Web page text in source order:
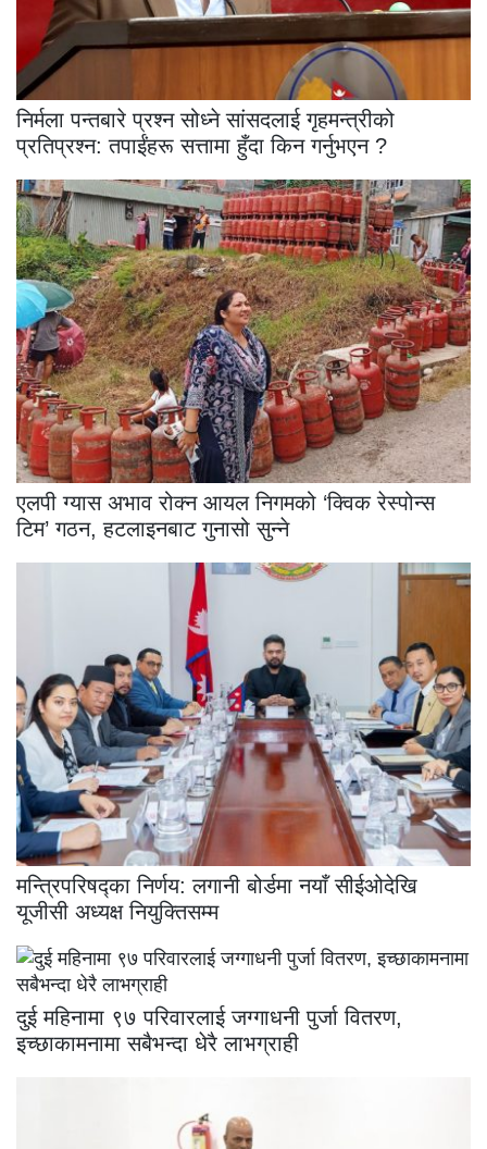
निर्मला पन्तबारे प्रश्न सोध्ने सांसदलाई गृहमन्त्रीको
प्रतिप्रश्न: तपाईंहरू सत्तामा हुँदा किन गर्नुभएन ?
एलपी ग्यास अभाव रोक्न आयल निगमको ‘क्विक रेस्पोन्स
टिम’ गठन, हटलाइनबाट गुनासो सुन्ने
मन्त्रिपरिषद्का निर्णय: लगानी बोर्डमा नयाँ सीईओदेखि
यूजीसी अध्यक्ष नियुक्तिसम्म
दुई महिनामा ९७ परिवारलाई जग्गाधनी पुर्जा वितरण,
इच्छाकामनामा सबैभन्दा धेरै लाभग्राही